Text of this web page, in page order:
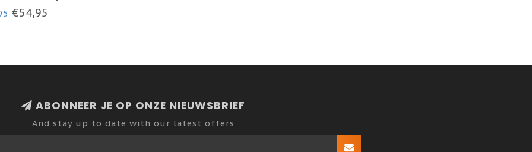
/ BLACK
SILVER
€54,95
ABONNEER JE OP ONZE NIEUWSBRIEF
And stay up to date with our latest offers